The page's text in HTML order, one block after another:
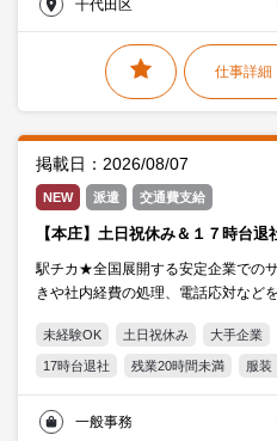
千代田区
仕事詳細
掲載日：2026/08/07
NEW 派遣 交通費支給
【本庄】土日祝休み＆１７時台
駅チカ★全国展開する安定企業での
きや社内経費の処理、電話応対など
未経験OK 土日祝休み 大手企業
17時台退社 残業20時間未満 服装
オフィス禁煙・分煙 交通費支給
30代活躍中
一般事務